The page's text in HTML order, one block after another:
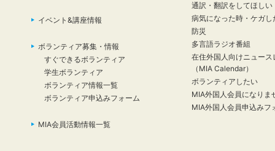
イベント&講座情報
ボランティア募集・情報
すぐできるボランティア
学生ボランティア
ボランティア情報一覧
ボランティア申込みフォーム
MIA会員活動情報一覧
通訳・翻訳をしてほしい
病気になった時・ケガし
防災
多言語ラジオ番組
在住外国人向けニュース
（MIA Calendar）
ボランティアしたい
MIA外国人会員になりま
MIA外国人会員申込みフ